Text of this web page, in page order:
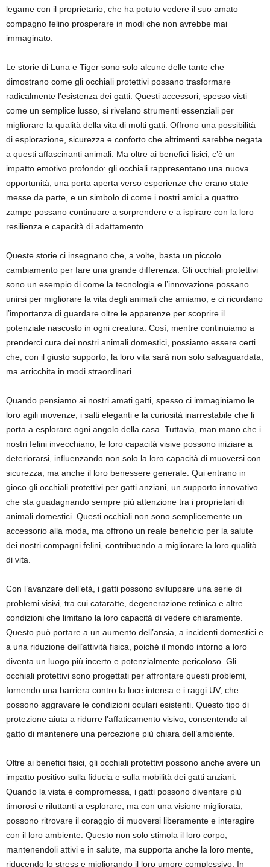
legame con il proprietario, che ha potuto vedere il suo amato
compagno felino prosperare in modi che non avrebbe mai
immaginato.
Le storie di Luna e Tiger sono solo alcune delle tante che
dimostrano come gli occhiali protettivi possano trasformare
radicalmente l’esistenza dei gatti. Questi accessori, spesso visti
come un semplice lusso, si rivelano strumenti essenziali per
migliorare la qualità della vita di molti gatti. Offrono una possibilità
di esplorazione, sicurezza e conforto che altrimenti sarebbe negata
a questi affascinanti animali. Ma oltre ai benefici fisici, c’è un
impatto emotivo profondo: gli occhiali rappresentano una nuova
opportunità, una porta aperta verso esperienze che erano state
messe da parte, e un simbolo di come i nostri amici a quattro
zampe possano continuare a sorprendere e a ispirare con la loro
resilienza e capacità di adattamento.
Queste storie ci insegnano che, a volte, basta un piccolo
cambiamento per fare una grande differenza. Gli occhiali protettivi
sono un esempio di come la tecnologia e l’innovazione possano
unirsi per migliorare la vita degli animali che amiamo, e ci ricordano
l’importanza di guardare oltre le apparenze per scoprire il
potenziale nascosto in ogni creatura. Così, mentre continuiamo a
prenderci cura dei nostri animali domestici, possiamo essere certi
che, con il giusto supporto, la loro vita sarà non solo salvaguardata,
ma arricchita in modi straordinari.
Quando pensiamo ai nostri amati gatti, spesso ci immaginiamo le
loro agili movenze, i salti eleganti e la curiosità inarrestabile che li
porta a esplorare ogni angolo della casa. Tuttavia, man mano che i
nostri felini invecchiano, le loro capacità visive possono iniziare a
deteriorarsi, influenzando non solo la loro capacità di muoversi con
sicurezza, ma anche il loro benessere generale. Qui entrano in
gioco gli occhiali protettivi per gatti anziani, un supporto innovativo
che sta guadagnando sempre più attenzione tra i proprietari di
animali domestici. Questi occhiali non sono semplicemente un
accessorio alla moda, ma offrono un reale beneficio per la salute
dei nostri compagni felini, contribuendo a migliorare la loro qualità
di vita.
Con l’avanzare dell’età, i gatti possono sviluppare una serie di
problemi visivi, tra cui cataratte, degenerazione retinica e altre
condizioni che limitano la loro capacità di vedere chiaramente.
Questo può portare a un aumento dell’ansia, a incidenti domestici e
a una riduzione dell’attività fisica, poiché il mondo intorno a loro
diventa un luogo più incerto e potenzialmente pericoloso. Gli
occhiali protettivi sono progettati per affrontare questi problemi,
fornendo una barriera contro la luce intensa e i raggi UV, che
possono aggravare le condizioni oculari esistenti. Questo tipo di
protezione aiuta a ridurre l’affaticamento visivo, consentendo al
gatto di mantenere una percezione più chiara dell’ambiente.
Oltre ai benefici fisici, gli occhiali protettivi possono anche avere un
impatto positivo sulla fiducia e sulla mobilità dei gatti anziani.
Quando la vista è compromessa, i gatti possono diventare più
timorosi e riluttanti a esplorare, ma con una visione migliorata,
possono ritrovare il coraggio di muoversi liberamente e interagire
con il loro ambiente. Questo non solo stimola il loro corpo,
mantenendoli attivi e in salute, ma supporta anche la loro mente,
riducendo lo stress e migliorando il loro umore complessivo. In